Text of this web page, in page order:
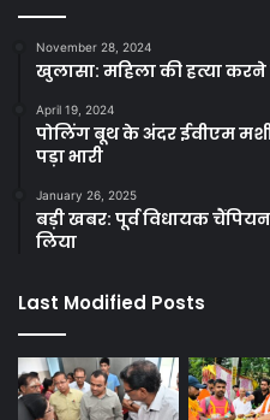
November 28, 2024
खुलासा: महिला की हत्या
April 19, 2024
पोलिंग बूथ के अंदर ईवीएम
पड़ा भारी
January 26, 2025
बड़ी खबर: पूर्व विधायक
लिया
Last Modified Posts